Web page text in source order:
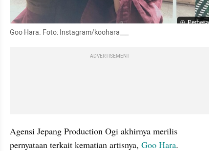
Perbesar
Goo Hara. Foto: Instagram/koohara___
ADVERTISEMENT
Agensi Jepang Production Ogi akhirnya merilis
pernyataan terkait kematian artisnya, Goo Hara.